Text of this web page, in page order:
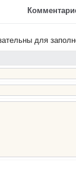
для